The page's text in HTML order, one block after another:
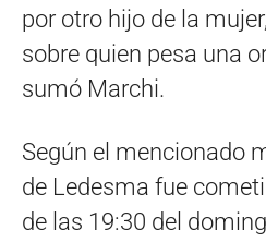
por otro hijo de la
sobre quien pesa una
sumó Marchi.
Según el mencionado
de Ledesma fue
de las 19:30 del